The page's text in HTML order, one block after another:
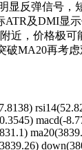
显反弹信号
ATR及DMI显
近，价格极
破MA20再考虑
macd(-